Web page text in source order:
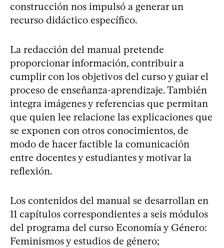
construcción nos impulsó a generar un
recurso didáctico específico.
La redacción del manual pretende
proporcionar información, contribuir a
cumplir con los objetivos del curso y guiar el
proceso de enseñanza-aprendizaje. También
integra imágenes y referencias que permitan
que quien lee relacione las explicaciones que
se exponen con otros conocimientos, de
modo de hacer factible la comunicación
entre docentes y estudiantes y motivar la
reflexión.
Los contenidos del manual se desarrollan en
11 capítulos correspondientes a seis módulos
del programa del curso Economía y Género:
Feminismos y estudios de género;